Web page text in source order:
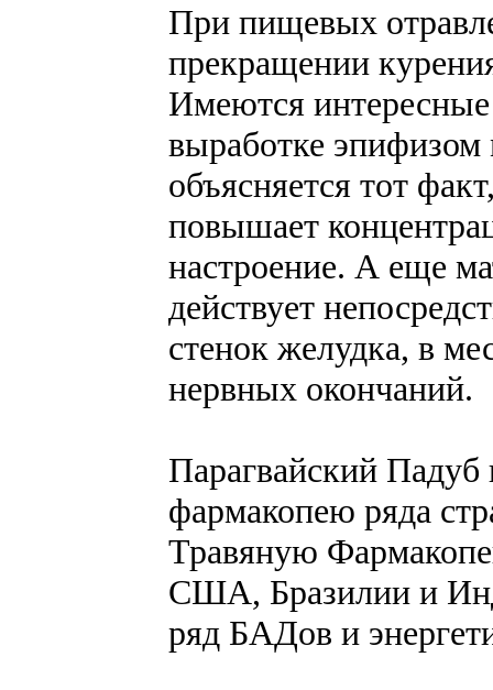
При пищевых
прекращении
Имеются интересные
выработке эпифизом
объясняется тот
повышает
настроение. А еще
действует
стенок желудка, в
нервных окончаний.
Парагвайский
фармакопею ряда
Травяную
США, Бразилии и
ряд БАДов и